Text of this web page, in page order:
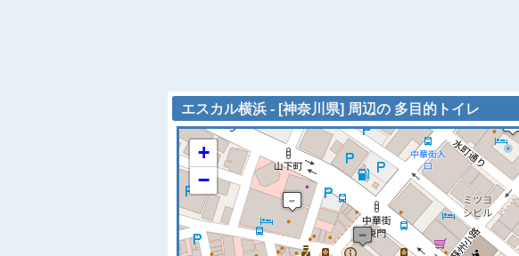
エスカル横浜 - [神奈川県] 周辺の 多目的トイレ
+
−